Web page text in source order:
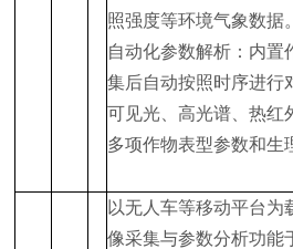
照强度等环境气象数据。
自动化参数解析：内置
集后自动按照时序进行
可见光、高光谱、热红
多项作物表型参数和生
以无人车等移动平台为
像采集与参数分析功能